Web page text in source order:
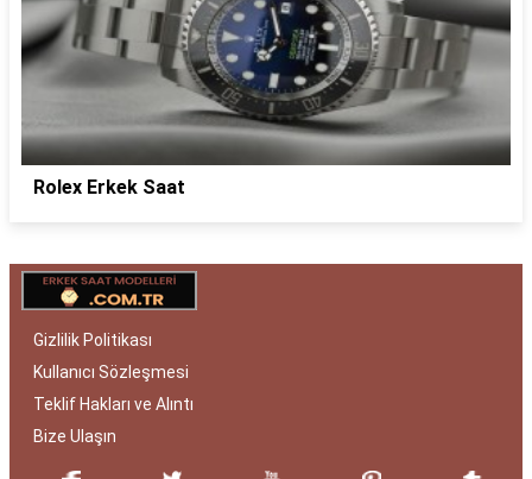
Rolex Erkek Saat
Gizlilik Politikası
Kullanıcı Sözleşmesi
Teklif Hakları ve Alıntı
Bize Ulaşın